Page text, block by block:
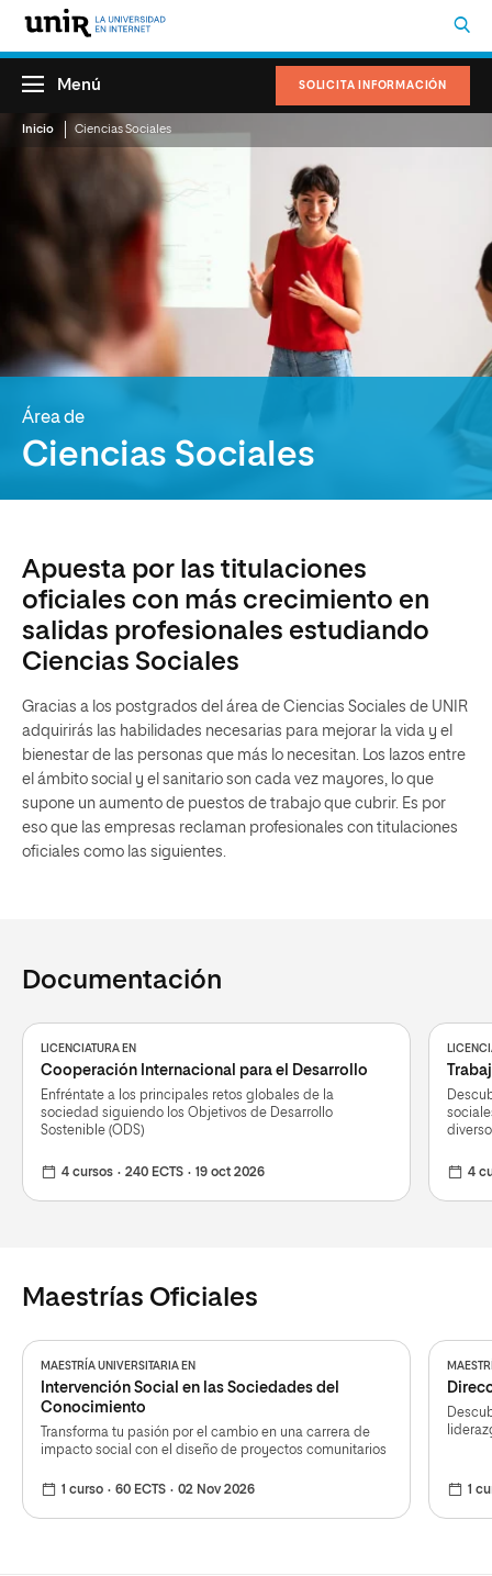
SOLICITA INFORMACIÓN
Menú
Inicio Ciencias Sociales
Área de
Ciencias Sociales
Apuesta por las titulaciones
oficiales con más crecimiento en
salidas profesionales estudiando
Ciencias Sociales
Gracias a los postgrados del área de Ciencias Sociales de UNIR
adquirirás las habilidades necesarias para mejorar la vida y el
bienestar de las personas que más lo necesitan. Los lazos entre
el ámbito social y el sanitario son cada vez mayores, lo que
supone un aumento de puestos de trabajo que cubrir. Es por
eso que las empresas reclaman profesionales con titulaciones
oficiales como las siguientes.
Documentación
LICENCIATURA EN
Cooperación Internacional para el Desarrollo
Enfréntate a los principales retos globales de la
sociedad siguiendo los Objetivos de Desarrollo
Sostenible (ODS)
4 cursos 240 ECTS 19 oct 2026 4
Maestrías Oficiales
MAESTRÍA UNIVERSITARIA EN
Intervención Social en las Sociedades del
Conocimiento
Transforma tu pasión por el cambio en una carrera de
impacto social con el diseño de proyectos comunitarios
1 curso 60 ECTS 02 Nov 2026 1